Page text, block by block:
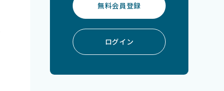
無料会員登録
ログイン